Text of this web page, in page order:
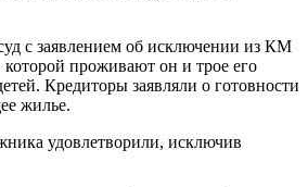
с заявлением об исключении из КМ
проживают он и трое его
Кредиторы заявляли о готовности
жилье.
удовлетворили, исключив